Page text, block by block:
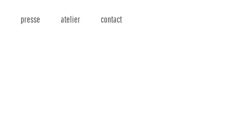
presse atelier contact